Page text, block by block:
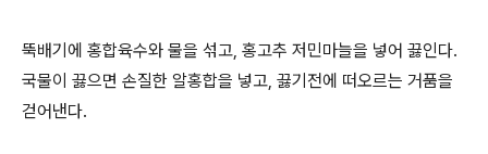
뚝배기에 홍합육수와 물을 섞고, 홍고추 저민마늘을 넣어 끓인다.
국물이 끓으면 손질한 알홍합을 넣고, 끓기전에 떠오르는 거품을
걷어낸다.